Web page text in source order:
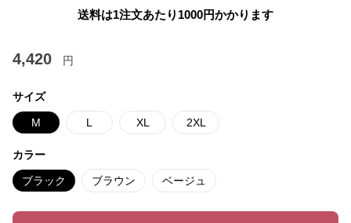
送料は1注文あたり 1000円かかります
4,420 円
サイズ
M L XL 2XL
カラー
ブラック ブラウン ベージュ